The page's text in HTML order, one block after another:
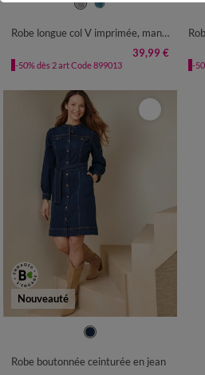
36 38 40 42 44 46 48
Robe longue col V imprimée, manches papillon
39,99 €
-50% dès 2 art Code 899013 -
Nouveauté
42
Robe boutonnée ceinturée en jean